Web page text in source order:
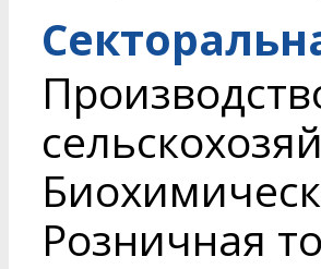
Розничная